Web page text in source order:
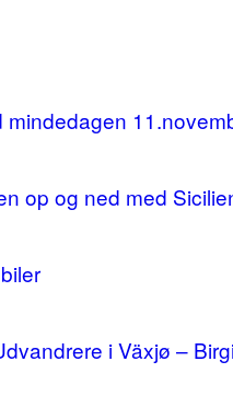
mindedagen
op og ned med
i Växjø –